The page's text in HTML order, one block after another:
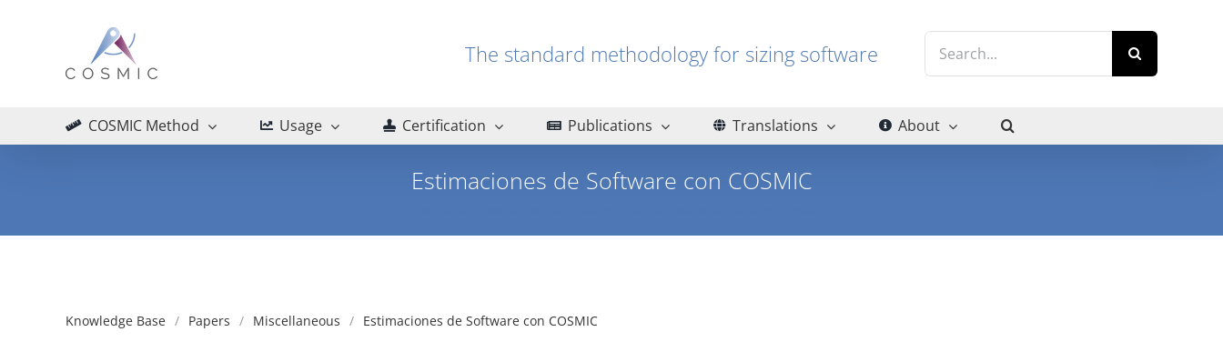
The standard methodology for sizing software
COSMIC Method Usage Certification Publications Translations About
Estimaciones de Software con COSMIC
Knowledge Base Papers Miscellaneous Estimaciones de Software con COSMIC